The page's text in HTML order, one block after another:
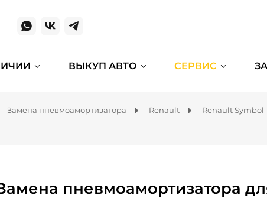
ВЫКУП АВТО СЕРВИС
Замена пневмоамортизатора Renault Renault Symbol
пневмоамортизатора